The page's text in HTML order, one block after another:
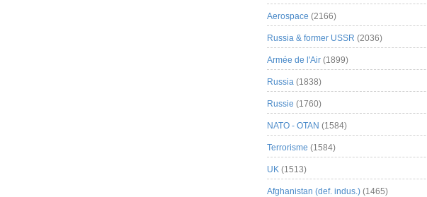
Aerospace (2166)
Russia & former USSR (2036)
Armée de l'Air (1899)
Russia (1838)
Russie (1760)
NATO - OTAN (1584)
Terrorisme (1584)
UK (1513)
Afghanistan (def. indus.) (1465)